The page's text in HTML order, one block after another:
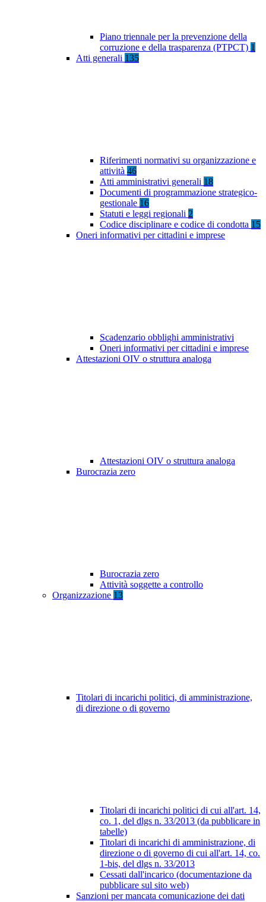
Piano triennale per la prevenzione della
corruzione e della trasparenza (PTPCT) 1
Atti generali 135
Riferimenti normativi su organizzazione e
attività 46
Atti amministrativi generali 18
Documenti di programmazione strategico-
gestionale 16
Statuti e leggi regionali 2
Codice disciplinare e codice di condotta 15
Oneri informativi per cittadini e imprese
Scadenzario obblighi amministrativi
Oneri informativi per cittadini e imprese
Attestazioni OIV o struttura analoga
Attestazioni OIV o struttura analoga
Burocrazia zero
Burocrazia zero
Attività soggette a controllo
Organizzazione 13
Titolari di incarichi politici, di amministrazione,
di direzione o di governo
Titolari di incarichi politici di cui all'art. 14,
co. 1, del dlgs n. 33/2013 (da pubblicare in
tabelle)
Titolari di incarichi di amministrazione, di
direzione o di governo di cui all'art. 14, co.
1-bis, del dlgs n. 33/2013
Cessati dall'incarico (documentazione da
pubblicare sul sito web)
Sanzioni per mancata comunicazione dei dati